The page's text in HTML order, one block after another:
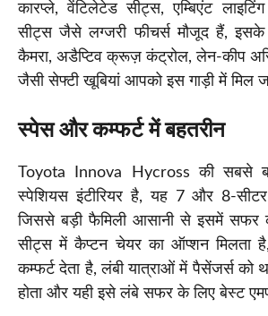
कारप्ले, वेंटिलेटेड सीट्स, एम्बिएंट
सीट्स जैसे लग्जरी फीचर्स मौजूद हैं, इसके
कैमरा, अडैप्टिव क्रूज़ कंट्रोल, लेन-कीप
जैसी सेफ्टी खूबियां आपको इस गाड़ी में मिल
स्पेस और कम्फर्ट में बहतरीन
Toyota Innova Hycross की सबसे
स्पेशियस इंटीरियर है, यह 7 और 8-
जिससे बड़ी फैमिली आसानी से इसमें सफर
सीट्स में कैप्टन चेयर का ऑप्शन मिलता
कम्फर्ट देता है, लंबी यात्राओं में पैसेंजर्स को
होता और यही इसे लंबे सफर के लिए बेस्ट